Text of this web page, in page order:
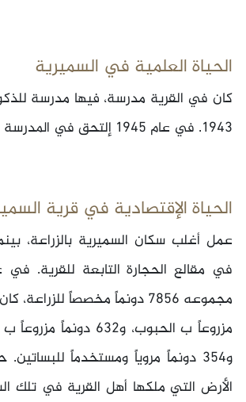
الحياة العلمية في السميرية
كان في القرية مدرسة، فيها مدرسة
1943. في عام 1945 إلتحق في المدرسة 60 طالب
الحياة الإقتصادية في قرية
عمل أغلب سكان السميرية بالزراعة،
مزروعاً ب الحبوب، و632
و354 دونماً مروياً ومستخدماً
الأرض التي ملكها أهل القرية في تلك